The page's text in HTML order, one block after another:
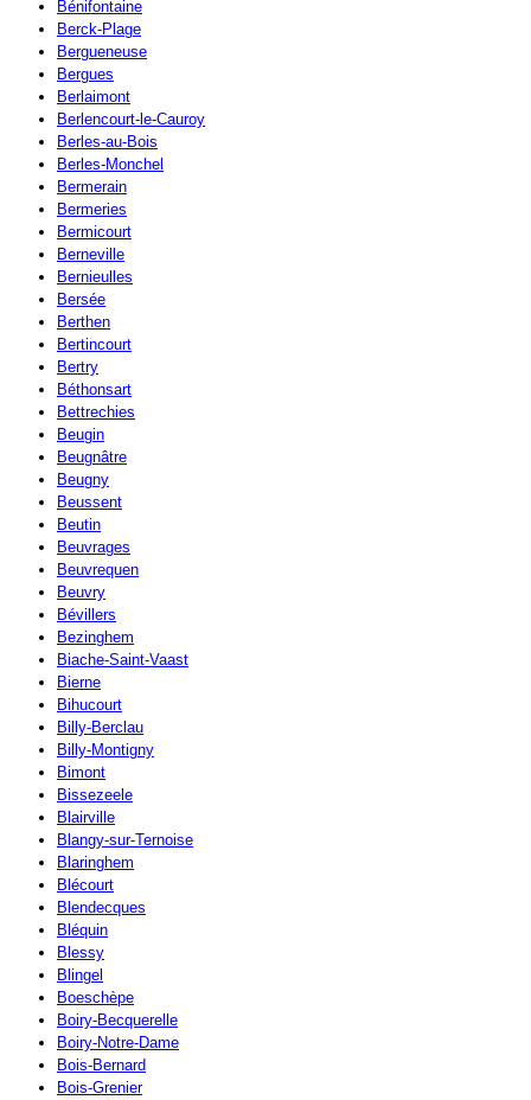
Bénifontaine
Berck-Plage
Bergueneuse
Bergues
Berlaimont
Berlencourt-le-Cauroy
Berles-au-Bois
Berles-Monchel
Bermerain
Bermeries
Bermicourt
Berneville
Bernieulles
Bersée
Berthen
Bertincourt
Bertry
Béthonsart
Bettrechies
Beugin
Beugnâtre
Beugny
Beussent
Beutin
Beuvrages
Beuvrequen
Beuvry
Bévillers
Bezinghem
Biache-Saint-Vaast
Bierne
Bihucourt
Billy-Berclau
Billy-Montigny
Bimont
Bissezeele
Blairville
Blangy-sur-Ternoise
Blaringhem
Blécourt
Blendecques
Bléquin
Blessy
Blingel
Boeschèpe
Boiry-Becquerelle
Boiry-Notre-Dame
Bois-Bernard
Bois-Grenier